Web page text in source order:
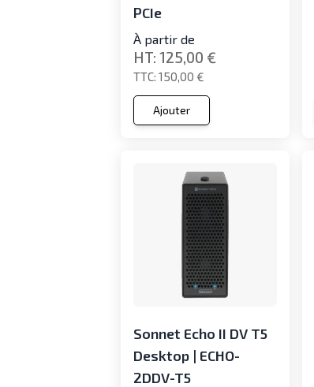
PCIe
À partir de
150,00 €
125,00 €
Ajouter
Sonnet Echo II DV T5
Desktop | ECHO-
2DDV-T5